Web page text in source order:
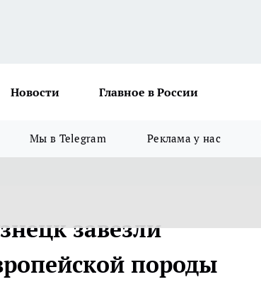
Новости Главное в России
Мы в Telegram Реклама у нас
завезли
породы